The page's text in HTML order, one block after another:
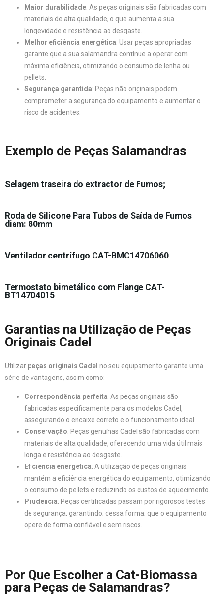
Maior durabilidade: As peças originais são fabricadas com
materiais de alta qualidade, o que aumenta a sua
longevidade e resistência ao desgaste.
Melhor eficiência energética: Usar peças apropriadas
garante que a sua salamandra continue a operar com
máxima eficiência, otimizando o consumo de lenha ou
pellets.
Segurança garantida: Peças não originais podem
comprometer a segurança do equipamento e aumentar o
risco de acidentes.
Exemplo de Peças Salamandras
Selagem traseira do extractor de Fumos;
Roda de Silicone Para Tubos de Saída de Fumos
diam: 80mm
Ventilador centrífugo CAT-BMC14706060
Termostato bimetálico com Flange CAT-
BT14704015
Garantias na Utilização de Peças
Originais Cadel
Utilizar peças originais Cadel no seu equipamento garante uma
série de vantagens, assim como:
Correspondência perfeita: As peças originais são
fabricadas especificamente para os modelos Cadel,
assegurando o encaixe correto e o funcionamento ideal.
Conservação: Peças genuínas Cadel são fabricadas com
materiais de alta qualidade, oferecendo uma vida útil mais
longa e resistência ao desgaste.
Eficiência energética: A utilização de peças originais
mantém a eficiência energética do equipamento, otimizando
o consumo de pellets e reduzindo os custos de aquecimento.
Prudência: Peças certificadas passam por rigorosos testes
de segurança, garantindo, dessa forma, que o equipamento
opere de forma confiável e sem riscos.
Por Que Escolher a Cat-Biomassa
para Peças de Salamandras?